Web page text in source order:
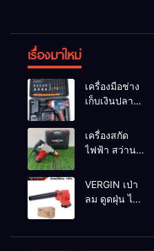
เรื่องมาใหม่
เครื่องมือช่าง
เก็บเงินปลาย
เครื่องสกัด
ไฟฟ้า สว่าน
MAKTEC รุ่น
VERGIN เป่า
ลม ดูดฝุ่น ไร้